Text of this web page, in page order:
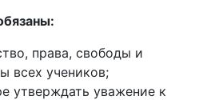
права, свободы и
всех учеников;
утверждать уважение к